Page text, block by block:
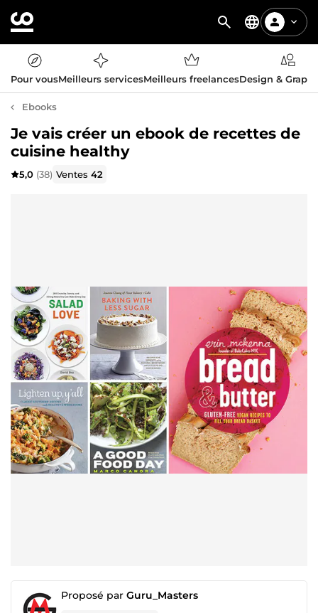
Pour vousMeilleurs servicesMeilleurs freelancesDesign &
Ebooks
Je vais créer un ebook de recettes de
cuisine healthy
5,0 (38) Ventes42
Proposé par Guru_Masters